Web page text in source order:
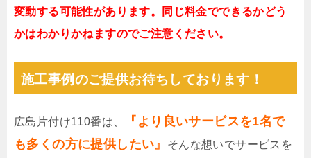
変動する可能性があります。同じ料金でできるかどう
かはわかりかねますのでご注意ください。
施工事例のご提供お待ちしております！
広島片付け110番は、
『より良いサービスを1名で
も多くの方に提供したい』
そんな想いでサービスを